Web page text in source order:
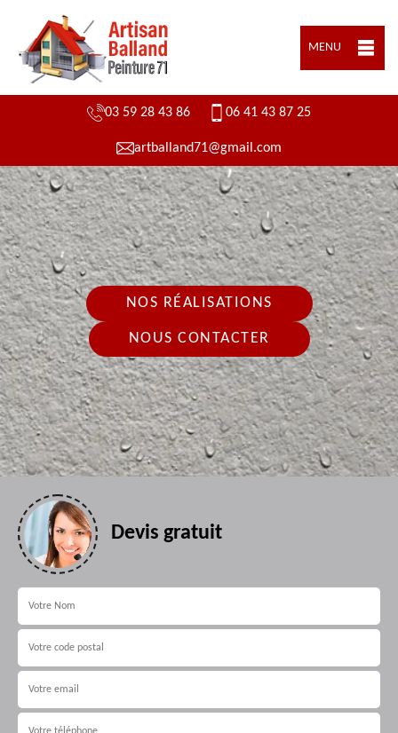
MENU
03 59 28 43 86 06 41 43 87 25
artballand71@gmail.com
NOS RÉALISATIONS
NOUS CONTACTER
Devis gratuit